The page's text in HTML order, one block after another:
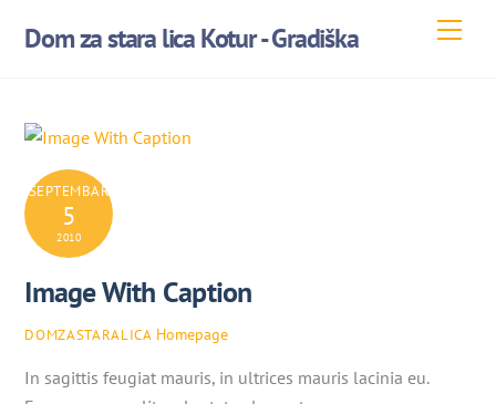
Dom za stara lica Kotur - Gradiška
SEPTEMBAR
5
2010
Image With Caption
DOMZASTARALICA Homepage
In sagittis feugiat mauris, in ultrices mauris lacinia eu.